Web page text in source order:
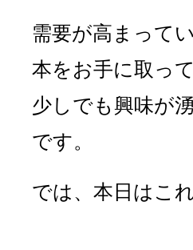
需要が高まって
本をお手に取っ
少しでも興味が
です。
では、本日はこ